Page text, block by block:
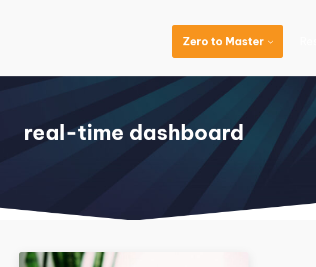
sạn
Zero to Master
real-time dashboard